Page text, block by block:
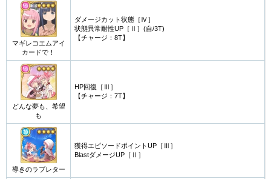
マギレコエムアイ
カードで！
ダメージカット状態［Ⅳ］
状態異常耐性UP［Ⅱ］(自/3T)
【チャージ：8T】
どんな夢も、希望
も
HP回復［Ⅲ］
【チャージ：7T】
導きのラブレター
獲得エピソードポイントUP［Ⅲ］
BlastダメージUP［Ⅱ］